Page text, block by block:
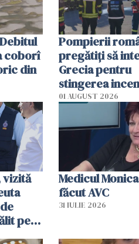
coborî
din
Pompierii
pregătiţi să
Grecia pentru
stingerea
01 AUGUST 2026
vizită
pe
„Vom
Medicul
făcut AVC
31 IULIE 2026